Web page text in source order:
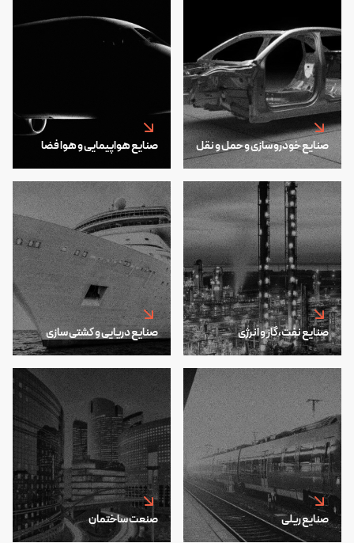
صنایع خودرو سازی و حمل و نقل صنایع هواپیمایی و هوا فضا
صنایع نفت،گاز و انرژی صنایع دریایی و کشتی سازی
صنایع ریلی صنعت ساختمان